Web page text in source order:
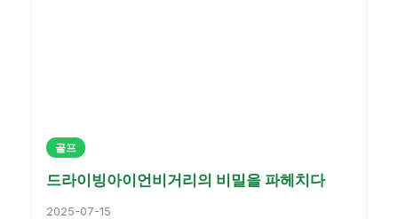
골프
드라이빙아이언비거리의 비밀을 파헤치다
2025-07-15